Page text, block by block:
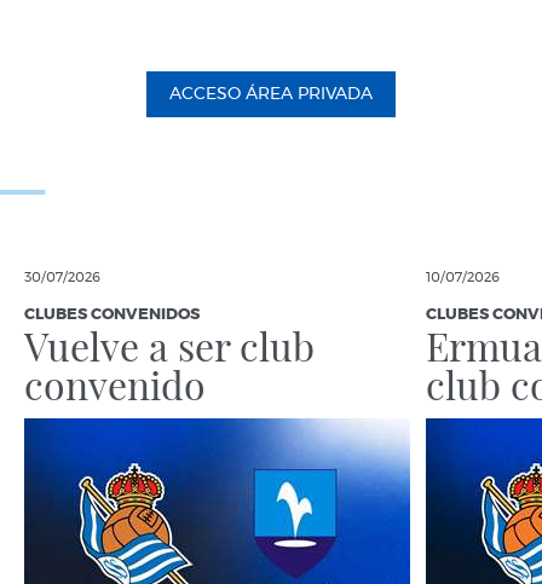
ACCESO ÁREA PRIVADA
30/07/2026
CLUBES CONVENIDOS
Vuelve a ser club
convenido
10/07/2026
CLUBES
club